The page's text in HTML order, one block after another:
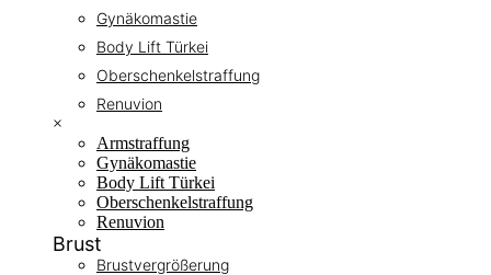
Gynäkomastie
Body Lift Türkei
Oberschenkelstraffung
Renuvion
×
Armstraffung
Gynäkomastie
Body Lift Türkei
Oberschenkelstraffung
Renuvion
Brust
Brustvergrößerung